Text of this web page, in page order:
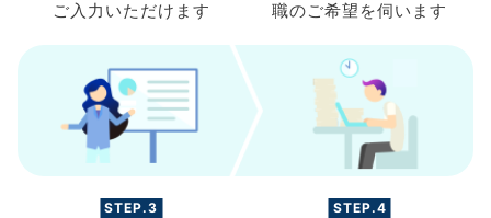
ご入力 いただけます
職のご希望を伺います
STEP.3 STEP.4